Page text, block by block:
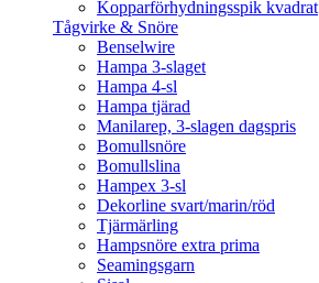
Kopparförhydningsspik kvadrat
Tågvirke & Snöre
Benselwire
Hampa 3-slaget
Hampa 4-sl
Hampa tjärad
Manilarep, 3-slagen dagspris
Bomullsnöre
Bomullslina
Hampex 3-sl
Dekorline svart/marin/röd
Tjärmärling
Hampsnöre extra prima
Seamingsgarn